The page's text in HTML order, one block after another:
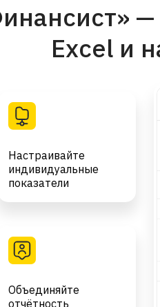
Объединяйте
отчётность
Настраивайте
индивидуальные
показатели
Excel и